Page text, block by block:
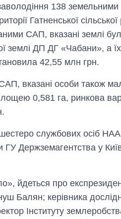
138
Гатненської
САП, вказані землі
землі ДП ДГ «Чабани», а
42,55 млн грн.
вказані особи також
0,581 га, ринкова
службових осіб НААН
Держземагентства у
йдеться про
Балян; керівника
Інституту